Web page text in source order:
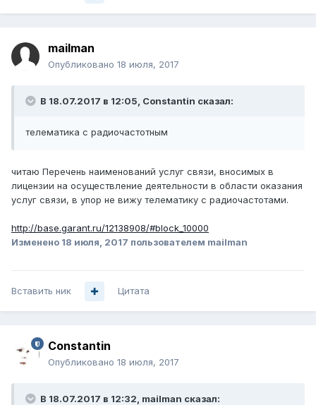
mailman
Опубликовано 18 июля, 2017
В 18.07.2017 в 12:05, Constantin сказал:
телематика с радиочастотным
читаю Перечень наименований услуг связи, вносимых в
лицензии на осуществление деятельности в области оказания
услуг связи, в упор не вижу телематику с радиочастотами.
http://base.garant.ru/12138908/#block_10000
Изменено 18 июля, 2017 пользователем mailman
Вставить ник Цитата
Constantin
Опубликовано 18 июля, 2017
В 18.07.2017 в 12:32, mailman сказал: